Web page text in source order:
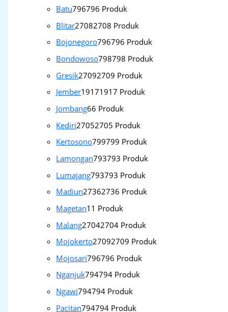
Batu796796 Produk
Blitar27082708 Produk
Bojonegoro796796 Produk
Bondowoso798798 Produk
Gresik27092709 Produk
Jember19171917 Produk
Jombang66 Produk
Kediri27052705 Produk
Kertosono799799 Produk
Lamongan793793 Produk
Lumajang793793 Produk
Madiun27362736 Produk
Magetan1 1 Produk
Malang27042704 Produk
Mojokerto27092709 Produk
Mojosari796796 Produk
Nganjuk794794 Produk
Ngawi794794 Produk
Pacitan794794 Produk